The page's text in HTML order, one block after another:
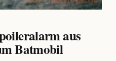
aus
Batmobil